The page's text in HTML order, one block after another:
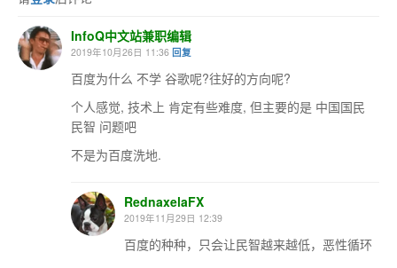
InfoQ中文站兼职编辑
2019年10月26日 11:36 回复
百度为什么 不学 谷歌呢?往好的方向呢?
个人感觉, 技术上 肯定有些难度, 但主要的是 中国国民
民智 问题吧
不是为百度洗地.
RednaxelaFX
2019年11月29日 12:39
百度的种种，只会让民智越来越低，恶性循环